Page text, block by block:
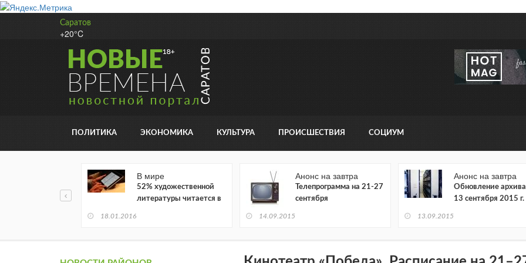
Саратов
+20°C
ПОЛИТИКА ЭКОНОМИКА КУЛЬТУРА ПРОИСШЕСТВИЯ СОЦИУМ
В мире
52% художественной
литературы читается в
18.01.2016
Анонс на завтра
Телепрограмма на 21-27
сентября
14.09.2015
Анонс на завтра
Обновление архива
13 сентября 2015 г.
13.09.2015